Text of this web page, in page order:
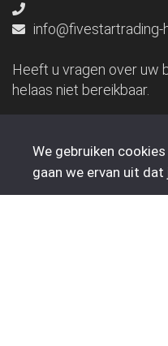
info@fivestartrading-
Heeft u vragen over uw
helaas niet bereikbaar.
We gebruiken
gaan we ervan uit